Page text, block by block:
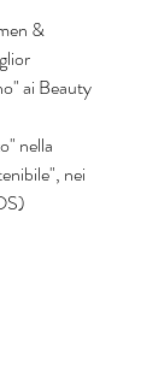
&
ai Beauty
nella
nei